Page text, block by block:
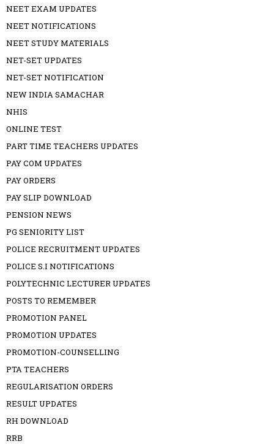
NEET EXAM UPDATES
NEET NOTIFICATIONS
NEET STUDY MATERIALS
NET-SET UPDATES
NET-SET NOTIFICATION
NEW INDIA SAMACHAR
NHIS
ONLINE TEST
PART TIME TEACHERS UPDATES
PAY COM UPDATES
PAY ORDERS
PAY SLIP DOWNLOAD
PENSION NEWS
PG SENIORITY LIST
POLICE RECRUITMENT UPDATES
POLICE S.I NOTIFICATIONS
POLYTECHNIC LECTURER UPDATES
POSTS TO REMEMBER
PROMOTION PANEL
PROMOTION UPDATES
PROMOTION-COUNSELLING
PTA TEACHERS
REGULARISATION ORDERS
RESULT UPDATES
RH DOWNLOAD
RRB